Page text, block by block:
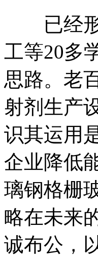
已经形
工等20多
思路。老
射剂生产
识其运用
企业降低
璃钢格栅
略在未来
诚布公，